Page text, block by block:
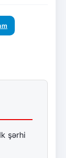
şərhi